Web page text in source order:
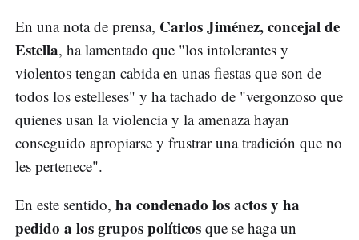
En una nota de prensa, Carlos Jiménez, concejal de
Estella, ha lamentado que "los intolerantes y
violentos tengan cabida en unas fiestas que son de
todos los estelleses" y ha tachado de "vergonzoso que
quienes usan la violencia y la amenaza hayan
conseguido apropiarse y frustrar una tradición que no
les pertenece".
En este sentido, ha condenado los actos y ha
pedido a los grupos políticos que se haga un